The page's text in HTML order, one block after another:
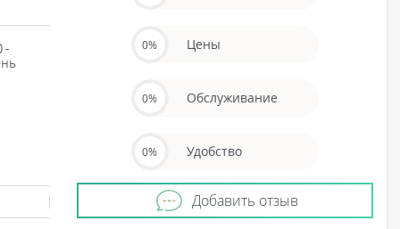
-
0% Цены
0% Обслуживание
0% Удобство
Добавить отзыв